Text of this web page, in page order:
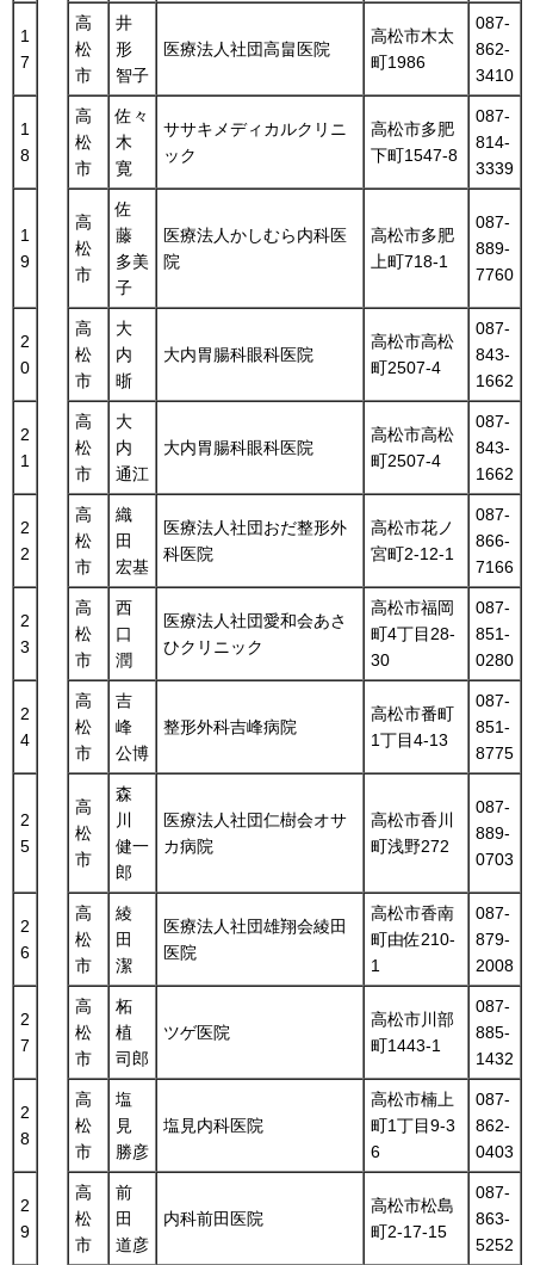
1
7
高
松
市
井
形
智子
医療法人社団高畠医院
高松市木太
町1986
087-
862-
3410
1
8
高
松
市
佐々
木
寛
ササキメディカルクリニ
ック
高松市多肥
下町1547-8
087-
814-
3339
1
9
高
松
市
佐
藤
多美
子
医療法人かしむら内科医
院
高松市多肥
上町718-1
087-
889-
7760
2
0
高
松
市
大
内
晣
大内胃腸科眼科医院
高松市高松
町2507-4
087-
843-
1662
2
1
高
松
市
大
内
通江
大内胃腸科眼科医院
高松市高松
町2507-4
087-
843-
1662
2
2
高
松
市
織
田
宏基
医療法人社団おだ整形外
科医院
高松市花ノ
宮町2-12-1
087-
866-
7166
2
3
高
松
市
西
口
潤
医療法人社団愛和会あさ
ひクリニック
高松市福岡
町4丁目28-
30
087-
851-
0280
2
4
高
松
市
吉
峰
公博
整形外科吉峰病院
高松市番町
1丁目4-13
087-
851-
8775
2
5
高
松
市
森
川
健一
郎
医療法人社団仁樹会オサ
カ病院
高松市香川
町浅野272
087-
889-
0703
2
6
高
松
市
綾
田
潔
医療法人社団雄翔会綾田
医院
高松市香南
町由佐210-
1
087-
879-
2008
2
7
高
松
市
柘
植
司郎
ツゲ医院
高松市川部
町1443-1
087-
885-
1432
2
8
高
松
市
塩
見
勝彦
塩見内科医院
高松市楠上
町1丁目9-3
6
087-
862-
0403
2
9
高
松
市
前
田
道彦
内科前田医院
高松市松島
町2-17-15
087-
863-
5252